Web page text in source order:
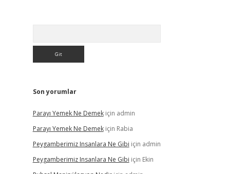
Son yorumlar
Parayı Yemek Ne Demekiçin admin
Parayı Yemek Ne Demekiçin Rabia
Peygamberimiz Insanlara Ne Gibi için admin
Peygamberimiz Insanlara Ne Gibi için Ekin